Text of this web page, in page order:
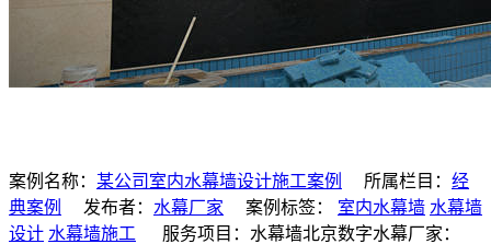
案例名称： 某公司室内水幕墙设计施工案例 所属栏目： 经
典案例
发布者： 水幕厂家 案例标签： 室内水幕墙 水幕墙
设计 水幕墙施工 服务项目：水幕墙北京数字水幕厂家：